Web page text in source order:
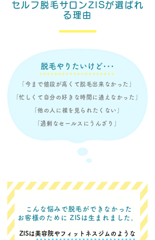
セルフ脱毛サロンZISが選ばれ
る理由
​脱毛やりたいけど･･･
「今まで値段が高くて脱毛出来なかった」
「忙しくて自分の好きな時間に通えなかった」
「他の人に裸を見られたくない」
「過剰なセールスにうんざり」
こんな悩みで脱毛ができなかった
お客様のために ZISは生まれました。
ZISは美容院やフィットネスジムのような